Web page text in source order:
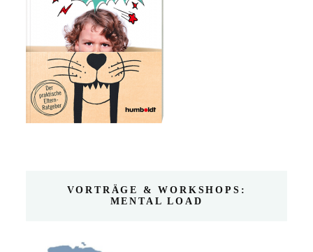
VORTRÄGE & WORKSHOPS:
MENTAL LOAD